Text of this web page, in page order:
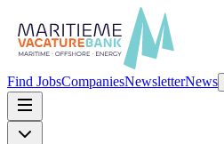
Find JobsCompaniesNewsletterNews